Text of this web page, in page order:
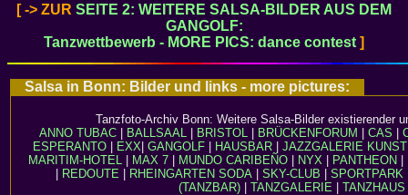
[ -> ZUR SEITE 2: WEITERE SALSA-BILDER AUS DEM
GANGOLF:
Tanzwettbewerb - MORE PICS: dance contest ]
Salsa in Bonn: Bilder und links - more pictures:
Tanzfoto-Archiv Bonn: Weitere Salsa-Bilder existierender
ANNO TUBAC | BALLSAAL | BRISTOL | BRÜCKENFORUM | CAS |
ESPERANTO| EXX| GANGOLF| HAUSBAR| JAZZGALERIE
MARITIM-HOTEL | MAX 7 | MUNDO CARIBEÑO | NYX | PANTHEON |
| REDOUTE | RHEINGARTEN SODA | SKY-CLUB | SPORTPARK
(TANZBAR)| TANZGALERIE | TANZHAUS